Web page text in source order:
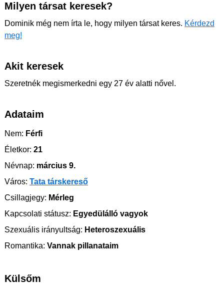
Milyen társat keresek?
Dominik még nem írta le, hogy milyen társat keres. Kérdezd
meg!
Akit keresek
Szeretnék megismerkedni egy 27 év alatti nővel.
Adataim
Nem: Férfi
Életkor: 21
Névnap: március 9.
Város: Tata társkereső
Csillagjegy: Mérleg
Kapcsolati státusz: Egyedülálló vagyok
Szexuális irányultság: Heteroszexuális
Romantika: Vannak pillanataim
Külsőm